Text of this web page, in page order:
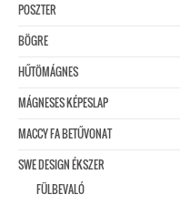
POSZTER
BÖGRE
HŰTÖMÁGNES
MÁGNESES KÉPESLAP
MACCY FA BETŰVONAT
SWE DESIGN ÉKSZER
FÜLBEVALÓ